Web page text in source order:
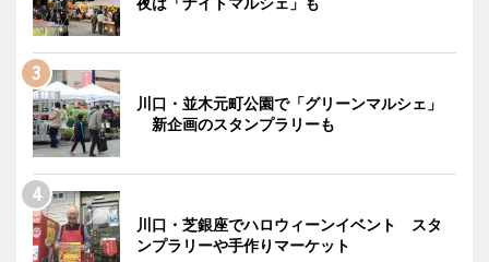
川口・並木元町公園で「グリーンマルシェ」
新企画のスタンプラリーも
川口・芝銀座でハロウィーンイベント スタ
ンプラリーや手作りマーケット